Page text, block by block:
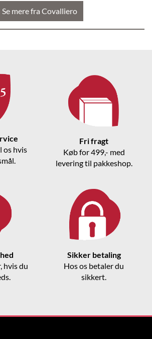
Se mere fra Covalliero
os hvis
Fri fragt
Køb for 499,- med
levering til pakkeshop.
hvis du
Sikker betaling
Hos os betaler du
sikkert.